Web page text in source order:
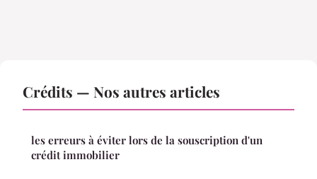
Crédits — Nos autres articles
les erreurs à éviter lors de la souscription d'un
crédit immobilier